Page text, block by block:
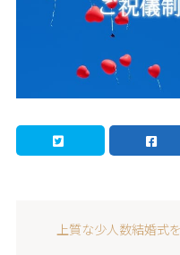
上質な少人数結婚式